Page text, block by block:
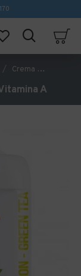
Crema De Corp 5L -Green Tea + Vitamina A
A